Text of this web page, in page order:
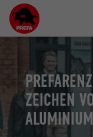
ZEICHEN
ALUMINIUM